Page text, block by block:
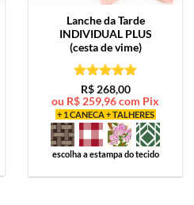
Lanche da Tarde
INDIVIDUAL PLUS
(cesta de vime)
Avaliação5
de 5
R$268,00
ou R$ 259,96com Pix
+ 1 CANECA + TALHERES
escolha a estampa do tecido